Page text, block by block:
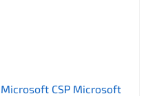
Microsoft CSP Microsoft